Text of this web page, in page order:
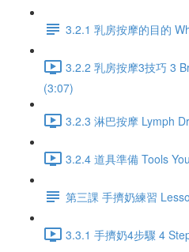
3.2.1 乳房按摩的目的
3.2.2 乳房按摩3技巧 3
(3:07)
3.2.3 淋巴按摩 Lymph
3.2.4 道具準備 Tools
第三課 手擠奶練習
3.3.1 手擠奶4步驟 4